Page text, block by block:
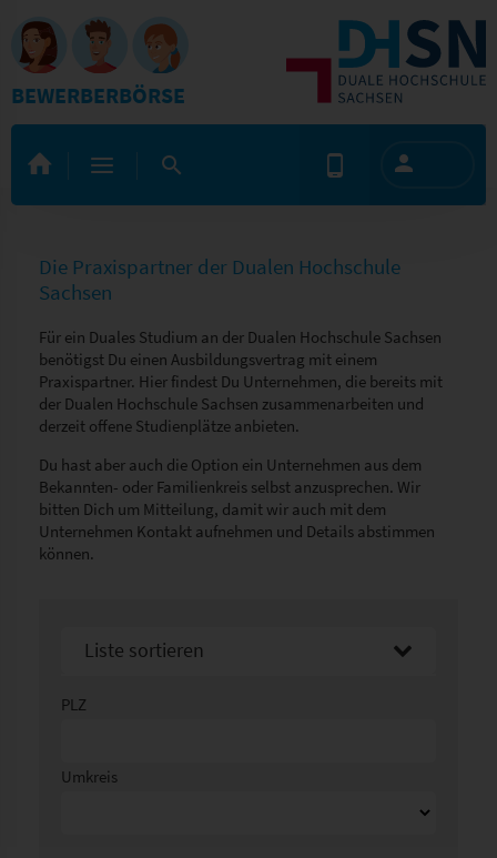
BEWERBERBÖRSE
Die Praxispartner der Dualen Hochschule
Sachsen
Für ein Duales Studium an der Dualen Hochschule Sachsen
benötigst Du einen Ausbildungsvertrag mit einem
Praxispartner. Hier findest Du Unternehmen, die bereits mit
der Dualen Hochschule Sachsen zusammenarbeiten und
derzeit offene Studienplätze anbieten.
Du hast aber auch die Option ein Unternehmen aus dem
Bekannten- oder Familienkreis selbst anzusprechen. Wir
bitten Dich um Mitteilung, damit wir auch mit dem
Unternehmen Kontakt aufnehmen und Details abstimmen
können.
Liste sortieren
PLZ
Umkreis